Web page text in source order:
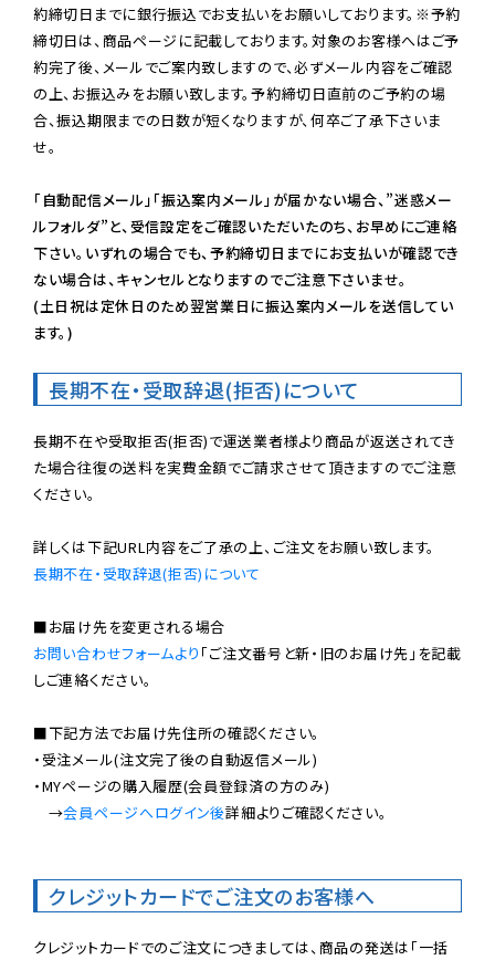
約締切日までに銀行振込でお支払いをお願いしております。※予約
締切日は、商品ページに記載しております。対象のお客様へはご予
約完了後、メールでご案内致しますので、必ずメール内容をご確認
の上、お振込みをお願い致します。予約締切日直前のご予約の場
合、振込期限までの日数が短くなりますが、何卒ご了承下さいま
せ。
「自動配信メール」「振込案内メール」が届かない場合、”迷惑メー
ルフォルダ”と、受信設定をご確認いただいたのち、お早めにご連絡
下さい。いずれの場合でも、予約締切日までにお支払いが確認でき
ない場合は、キャンセルとなりますのでご注意下さいませ。
(土日祝は定休日のため翌営業日に振込案内メールを送信してい
ます。)
長期不在・受取辞退(拒否)について
長期不在や受取拒否(拒否)で運送業者様より商品が返送されてき
た場合往復の送料を実費金額でご請求させて頂きますのでご注意
ください。
長期不在・受取辞退(拒否)について
お問い合わせフォームより 「ご注文番号と新・旧のお届け先」を記載
しご連絡ください。
■下記方法でお届け先住所の確認ください。
・受注メール(注文完了後の自動返信メール)
・MYページの購入履歴(会員登録済の方のみ)
→会員ページへログイン後詳細よりご確認ください。
クレジットカードでご注文のお客様へ
クレジットカードでのご注文につきましては、商品の発送は「一括